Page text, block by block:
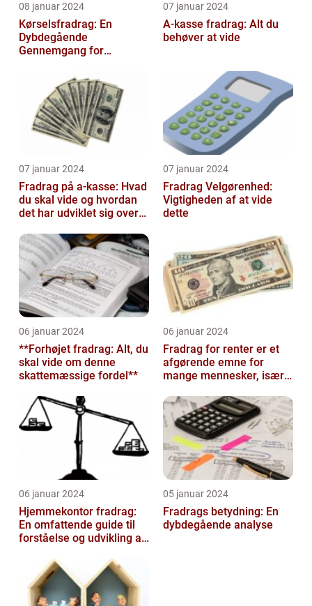
08 januar 2024
Kørselsfradrag: En
Dybdegående
Gennemgang for
Investorer
07 januar 2024
A-kasse fradrag: Alt du
behøver at vide
07 januar 2024
Fradrag på a-kasse: Hvad
du skal vide og hvordan
det har udviklet sig over
07 januar 2024
Fradrag Velgørenhed:
Vigtigheden af at vide
dette
06 januar 2024
**Forhøjet fradrag: Alt, du
skal vide om denne
skattemæssige fordel**
06 januar 2024
Fradrag for renter er et
afgørende emne for
mange mennesker, især
invester...
06 januar 2024
Hjemmekontor fradrag:
En omfattende guide til
forståelse og udvikling af
arbe...
05 januar 2024
Fradrags betydning: En
dybdegående analyse